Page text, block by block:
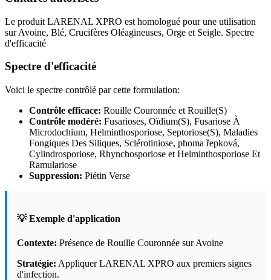
Le produit LARENAL XPRO est homologué pour une utilisation
sur Avoine, Blé, Crucifères Oléagineuses, Orge et Seigle. Spectre
d'efficacité
Spectre d'efficacité
Voici le spectre contrôlé par cette formulation:
Contrôle efficace: Rouille Couronnée et Rouille(S)
Contrôle modéré: Fusarioses, Oïdium(S), Fusariose À
Microdochium, Helminthosporiose, Septoriose(S), Maladies
Fongiques Des Siliques, Sclérotiniose, phoma řepková,
Cylindrosporiose, Rhynchosporiose et Helminthosporiose Et
Ramulariose
Suppression: Piétin Verse
💡 Exemple d'application
Contexte: Présence de Rouille Couronnée sur Avoine
Stratégie: Appliquer LARENAL XPRO aux premiers signes
d'infection.